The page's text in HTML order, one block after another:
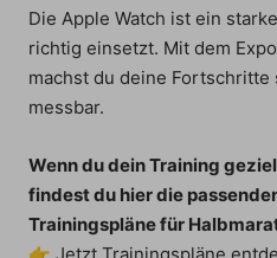
Die Apple Watch ist ein
richtig einsetzt. Mit dem
machst du deine
messbar.
Wenn du dein Training
findest du hier die
Trainingspläne für